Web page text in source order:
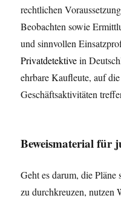
rechtlichen
Beobachten sowie
und sinnvollen
Privatdetektivein
ehrbare Kaufleute, auf
Geschäftsaktivitäten
Beweismaterial für
Geht es darum, die
zu durchkreuzen, nutzen